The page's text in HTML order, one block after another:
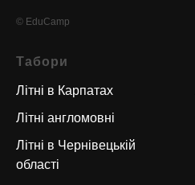
© EduCamp
Табори
Літні в Карпатах
Літні англомовні
Літні в Чернівецькій
області